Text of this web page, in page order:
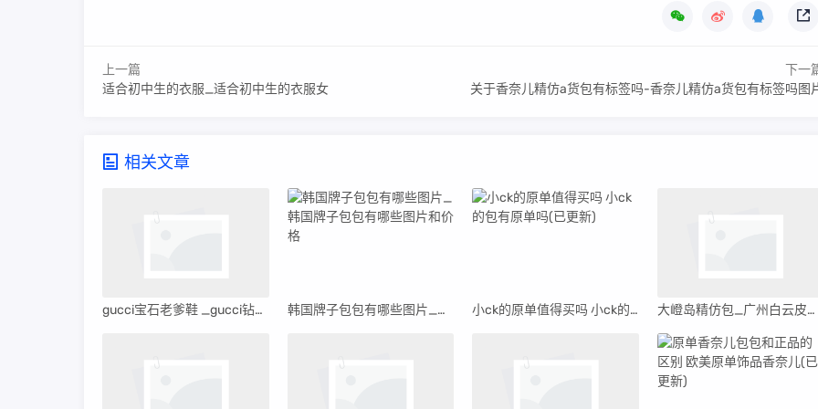
上一篇
适合初中生的衣服_适合初中生的衣服女
下一
关于香奈儿精仿a货包有标签吗-香奈儿精仿a货包有标签吗图
相关文章
gucci宝石老爹鞋 _gucci钻石老爹鞋多少钱 韩国牌子包包有哪些图片_韩国牌子包包有哪些图片和价格 小ck的原单值得买吗 小ck的包有原单吗(已更新) 大嶝岛精仿包_广州白云皮具城1150档口